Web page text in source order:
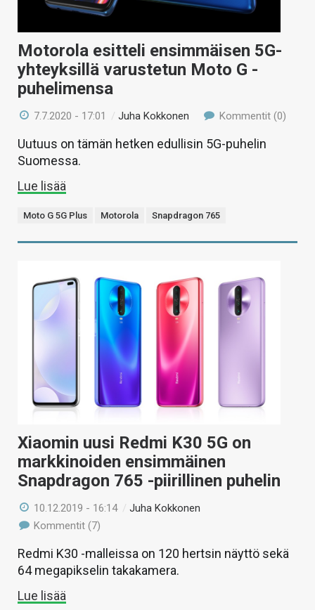
Motorola esitteli ensimmäisen 5G-
yhteyksillä varustetun Moto G -
puhelimensa
7.7.2020 - 17:01 /Juha Kokkonen Kommentit (0)
Uutuus on tämän hetken edullisin 5G-puhelin
Suomessa.
Lue lisää
Moto G 5G Plus Motorola Snapdragon 765
Xiaomin uusi Redmi K30 5G on
markkinoiden ensimmäinen
Snapdragon 765 -piirillinen puhelin
10.12.2019 - 16:14 /Juha Kokkonen
Kommentit (7)
Redmi K30 -malleissa on 120 hertsin näyttö sekä
64 megapikselin takakamera.
Lue lisää